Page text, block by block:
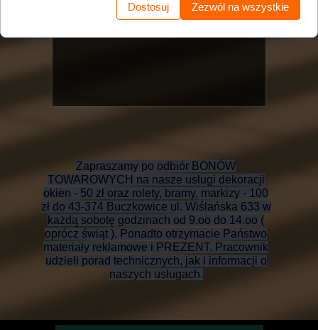
Zapraszamy po odbiór BONÓW
TOWAROWYCH na nasze usługi dekoracji
okien - 50 zł oraz rolety, bramy, markizy - 100
zł do 43-374 Buczkowice ul. Wiślańska 633 w
każdą sobotę godzinach od 9.oo do 14.oo (
oprócz świąt ). Ponadto otrzymacie Państwo
materiały reklamowe i PREZENT. Pracownik
udzieli porad technicznych, jak i informacji o
naszych usługach.
Dostosuj Zezwól na wszystkie